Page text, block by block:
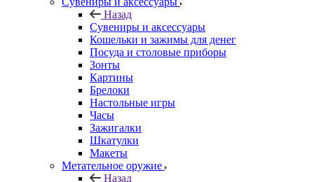
Назад
Сувениры и аксессуары
Кошельки и зажимы для денег
Посуда и столовые приборы
Зонты
Картины
Брелоки
Настольные игры
Часы
Зажигалки
Шкатулки
Макеты
Метательное оружие
Назад